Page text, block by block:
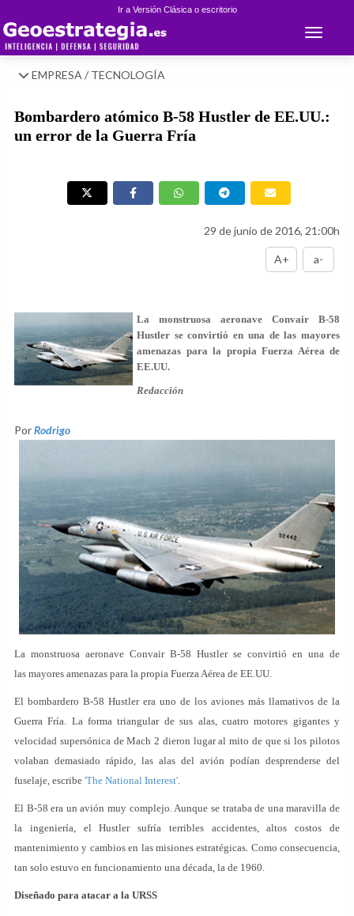
Ir a Versión Clásica o escritorio
Toggle
EMPRESA / TECNOLOGÍA
Bombardero atómico B-58 Hustler de EE.UU.:
un error de la Guerra Fría
29 de junio de 2016, 21:00h
A+ a-
La monstruosa aeronave Convair B-58
Hustler se convirtió en una de las mayores
amenazas para la propia Fuerza Aérea de
EE.UU.
Redacción
PorRodrigo
La monstruosa aeronave Convair B-58 Hustler se convirtió en una de
las mayores amenazas para la propia Fuerza Aérea de EE.UU.
El bombardero B-58 Hustler era uno de los aviones más llamativos de la
Guerra Fría. La forma triangular de sus alas, cuatro motores gigantes y
velocidad supersónica de Mach 2 dieron lugar al mito de que si los pilotos
volaban demasiado rápido, las alas del avión podían desprenderse del
fuselaje, escribe 'The National Interest'.
El B-58 era un avión muy complejo. Aunque se trataba de una maravilla de
la ingeniería, el Hustler sufría terribles accidentes, altos costos de
mantenimiento y cambios en las misiones estratégicas. Como consecuencia,
tan solo estuvo en funcionamiento una década, la de 1960.
Diseñado para atacar a la URSS